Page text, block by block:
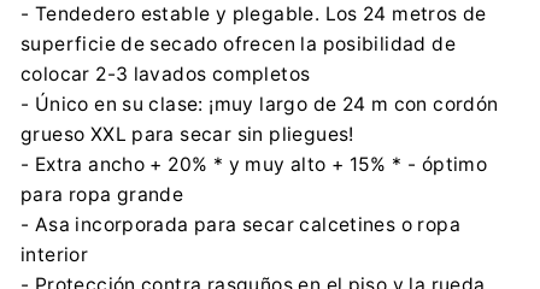
- Tendedero estable y plegable. Los 24 metros de
superficie de secado ofrecen la posibilidad de
colocar 2-3 lavados completos
- Único en su clase: ¡muy largo de 24 m con cordón
grueso XXL para secar sin pliegues!
- Extra ancho + 20% * y muy alto + 15% * - óptimo
para ropa grande
- Asa incorporada para secar calcetines o ropa
interior
- Protección contra rasguños en el piso y la rueda